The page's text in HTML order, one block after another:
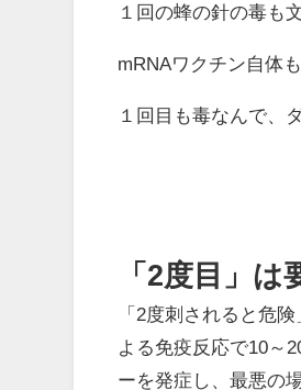
１回の蜂の針の毒も
mRNAワクチン自体
１回目も毒なんで、
「2度目」
「2度刺されると危
よる免疫反応で10～
ーを発症し、最悪の